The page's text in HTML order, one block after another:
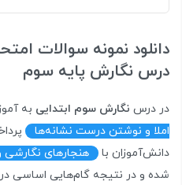
دانلود نمونه سوالات
درس نگارش پایه سوم
در درس نگارش سوم ابتدایی به
املا و نوشتن درست نشانه‌ها
دانش‌آموزان با
هنجارهای نگارشی
شده و در نتیجه گام‌هایی اساسی